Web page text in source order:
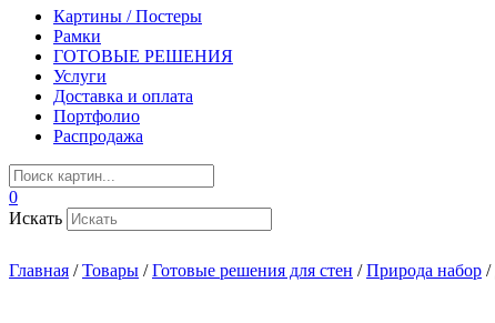
Картины / Постеры
Рамки
ГОТОВЫЕ РЕШЕНИЯ
Услуги
Доставка и оплата
Портфолио
Распродажа
0
Искать
Главная /Товары /Готовые решения для стен /Природа набор /